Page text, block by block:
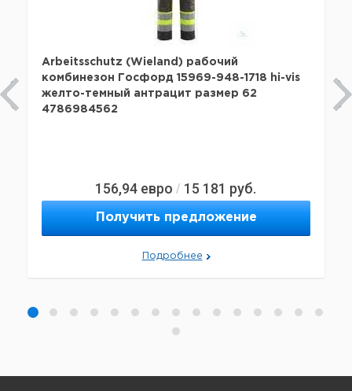
Arbeitsschutz (Wieland) рабочий
комбинезон Госфорд 15969-948-1718 hi-vis
желто-темный антрацит размер 62
4786984562
156,94 евро / 15 181 руб.
Получить предложение
Подробнее